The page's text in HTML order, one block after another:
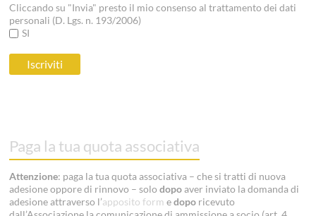
Cliccando su "Invia" presto il mio consenso al trattamento dei dati
personali (D. Lgs. n. 193/2006)
SI
Paga la tua quota associativa
Attenzione: paga la tua quota associativa – che si tratti di nuova
adesione oppore di rinnovo – solodopoaver inviato la domanda di
adesione attraverso l’apposito form edopo ricevuto